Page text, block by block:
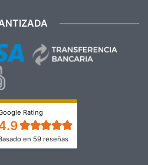
Rating
en 59 reseñas